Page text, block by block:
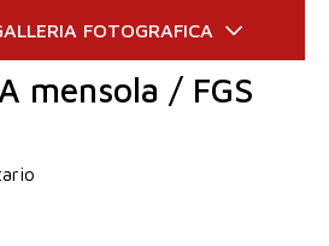
mensola / FGS